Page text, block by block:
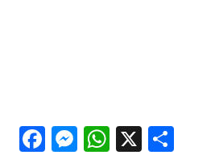
Facebook
Messenger
WhatsApp
X